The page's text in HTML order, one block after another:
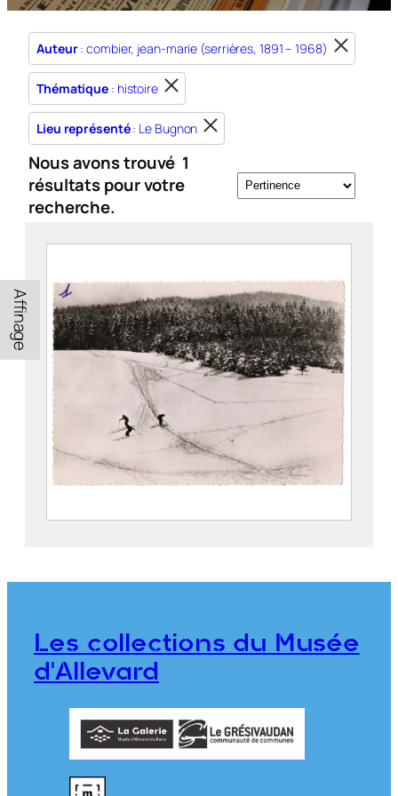
Auteur: combier, jean-marie (serrières, 1891 – 1968)
Thématique : histoire
Lieu représenté: Le Bugnon
Nous avons trouvé 1
résultats pour votre
recherche.
Affinage
Skieurs au Bugnon, Montouvrard
Les collections du Musée
d'Allevard